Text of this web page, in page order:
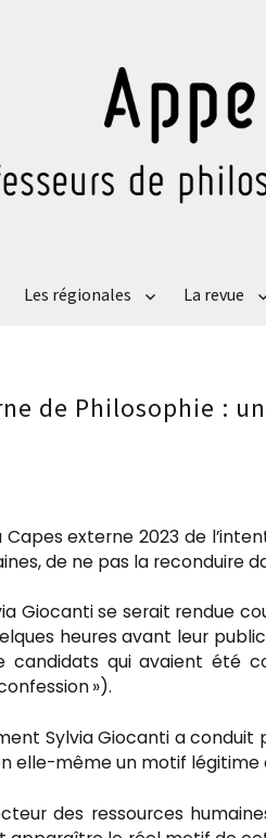
Les régionales La revue
de Philosophie :
externe 2023 de
de ne pas la reconduire
Giocanti se serait rendue
heures avant leur
candidats qui avaient été
»).
Sylvia Giocanti a
elle-même un motif légitime
des ressources